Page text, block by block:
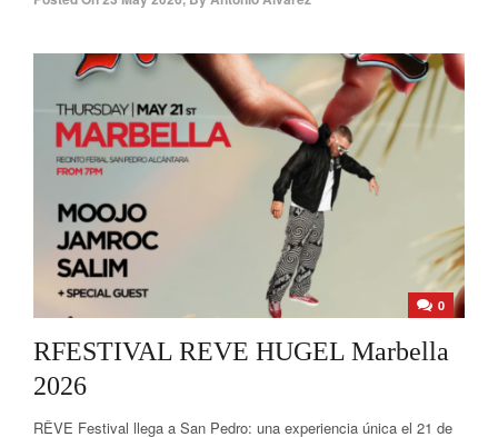
0
RFESTIVAL REVE HUGEL Marbella
2026
RÊVE Festival llega a San Pedro: una experiencia única el 21 de